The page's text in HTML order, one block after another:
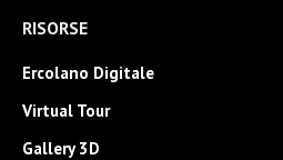
RISORSE
Ercolano Digitale
Virtual Tour
Gallery 3D